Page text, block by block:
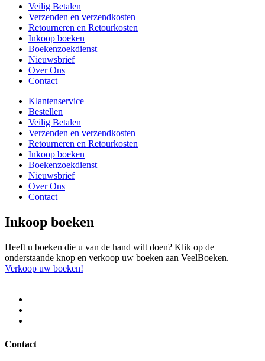
Veilig Betalen
Verzenden en verzendkosten
Retourneren en Retourkosten
Inkoop boeken
Boekenzoekdienst
Nieuwsbrief
Over Ons
Contact
Klantenservice
Bestellen
Veilig Betalen
Verzenden en verzendkosten
Retourneren en Retourkosten
Inkoop boeken
Boekenzoekdienst
Nieuwsbrief
Over Ons
Contact
Inkoop boeken
Heeft u boeken die u van de hand wilt doen? Klik op de
onderstaande knop en verkoop uw boeken aan VeelBoeken.
Verkoop uw boeken!
Contact